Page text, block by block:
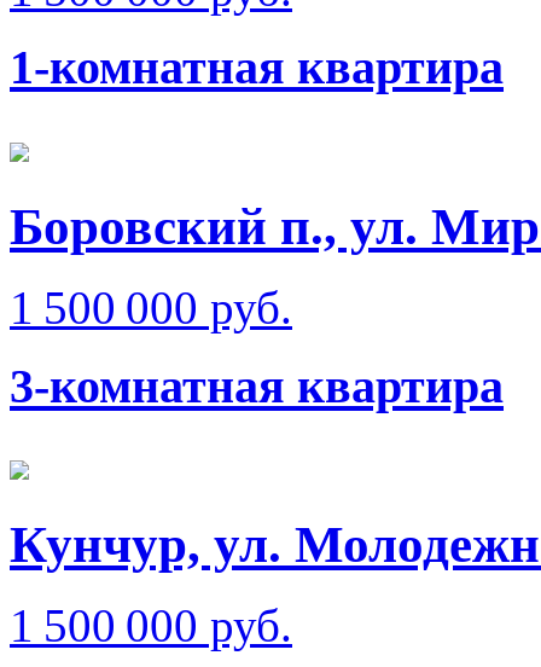
1-комнатная квартира
Боровский п., ул.
1 500 000 руб.
3-комнатная квартира
Кунчур, ул.
1 500 000 руб.